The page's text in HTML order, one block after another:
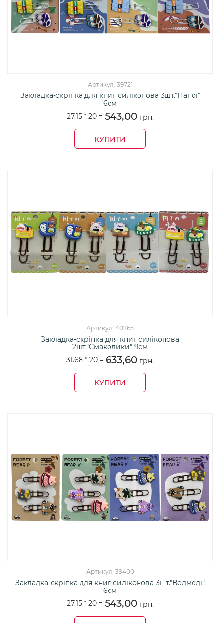
Артикул: 39721
Закладка-скріпка для книг силіконова 3шт."Напої"
6см
27.15 * 20= 543,00 грн.
КУПИТИ
Артикул: 40765
Закладка-скріпка для книг силіконова
2шт."Смаколики" 9см
31.68 * 20 = 633,60 грн.
КУПИТИ
Артикул: 39400
Закладка-скріпка для книг силіконова 3шт."Ведмеді"
6см
27.15 * 20= 543,00 грн.